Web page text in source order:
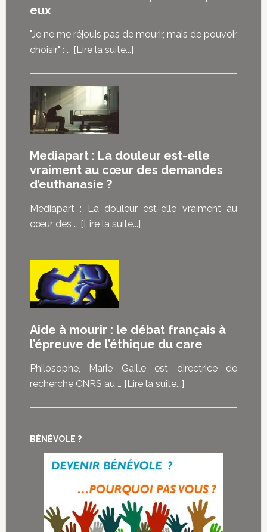
eux
"Je ne me réjouis pas de mourir, mais de pouvoir
choisir" : … [Lire la suite...]à
mourir,
mais
pouvoir
choisir”
les
que
la
sur
la
fin
représente
pour
eux
Mediapart : La douleur est-elle
vraiment au cœur des demandes
d’euthanasie ?
Mediapart : La douleur est-elle vraiment au
cœur des … [Lire la suite...]à
vraiment
au
des
d’euthanasie
Aide à mourir : le débat français à
l’épreuve de l’éthique du care
Philosophe, Marie Gaille est directrice de
recherche CNRS au … [Lire la suite...]à
français
à
l’épreuve
BÉNÉVOLE ?